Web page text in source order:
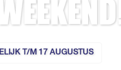
T/M 17 AUGUSTUS